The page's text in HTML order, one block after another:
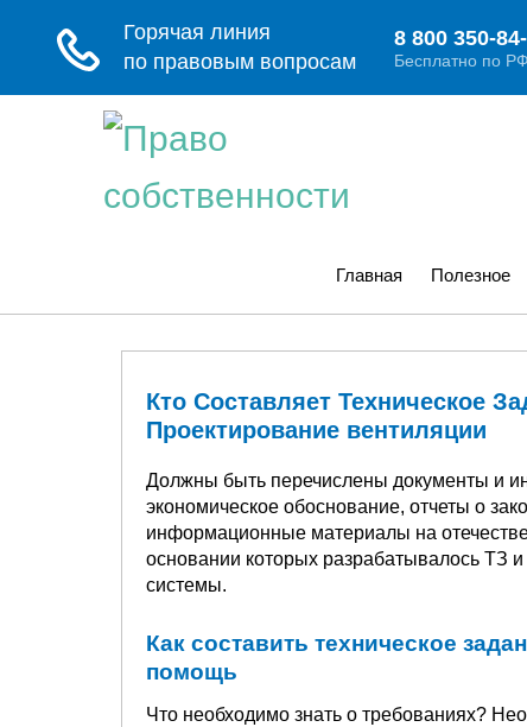
Главная Полезное
Кто Составляет Техническое
Проектирование вентиляции
Должны быть перечислены документы и
экономическое обоснование, отчеты о
информационные материалы на
основании которых разрабатывалось ТЗ
системы.
Как составить техническое
помощь
Что необходимо знать о требованиях?